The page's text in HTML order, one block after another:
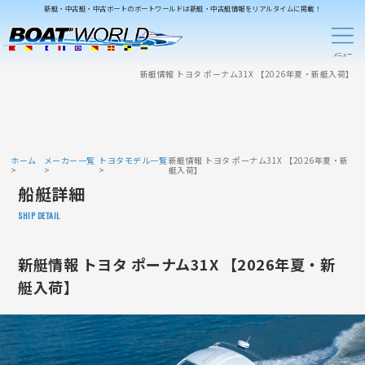
新艇・中古艇・中古ボートのボートワールドは新艇・中古艇情報をリアルタイムに掲載！
新艇情報 トヨタ ポーナム31X 【2026年夏・新艇入荷】
ホーム メーカー一覧 トヨタモデル一覧新艇情報 トヨタ ポーナム31X 【2026年夏・新
艇入荷】
船艇詳細
SHIP DETAIL
新艇情報 トヨタ ポーナム31X 【2026年夏・新
艇入荷】